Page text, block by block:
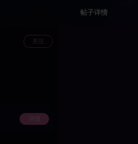
帖子详情
关注
详情